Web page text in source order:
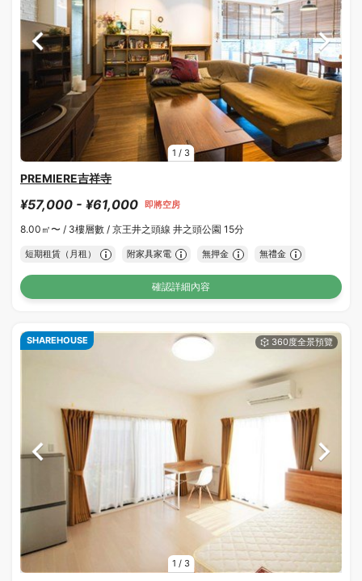
1 / 3
PREMIERE吉祥寺
¥57,000 - ¥61,000 即將空房
8.00㎡〜 / 3樓層數 / 京王井之頭線 井之頭公園 15分
短期租賃（月租） 附家具家電 無押金 無禮金
確認詳細內容
1 / 3
SHAREHOUSE